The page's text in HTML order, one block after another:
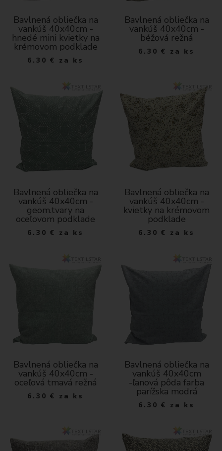
Bavlnená obliečka na
vankúš 40x40cm -
hnedé mini kvietky na
krémovom podklade
6.30 € za ks
Bavlnená obliečka na
vankúš 40x40cm -
béžová režná
6.30 € za ks
Bavlnená obliečka na
vankúš 40x40cm -
geom.tvary na
oceľovom podklade
6.30 € za ks
Bavlnená obliečka na
vankúš 40x40cm -
kvietky na krémovom
podklade
6.30 € za ks
Bavlnená obliečka na
vankúš 40x40cm -
oceľová tmavá režná
6.30 € za ks
Bavlnená obliečka na
vankúš 40x40cm
-ľanová pôda farba
parížska modrá
6.30 € za ks